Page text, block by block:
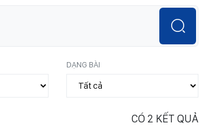
DẠNG BÀI
CÓ 2 KẾT QUẢ